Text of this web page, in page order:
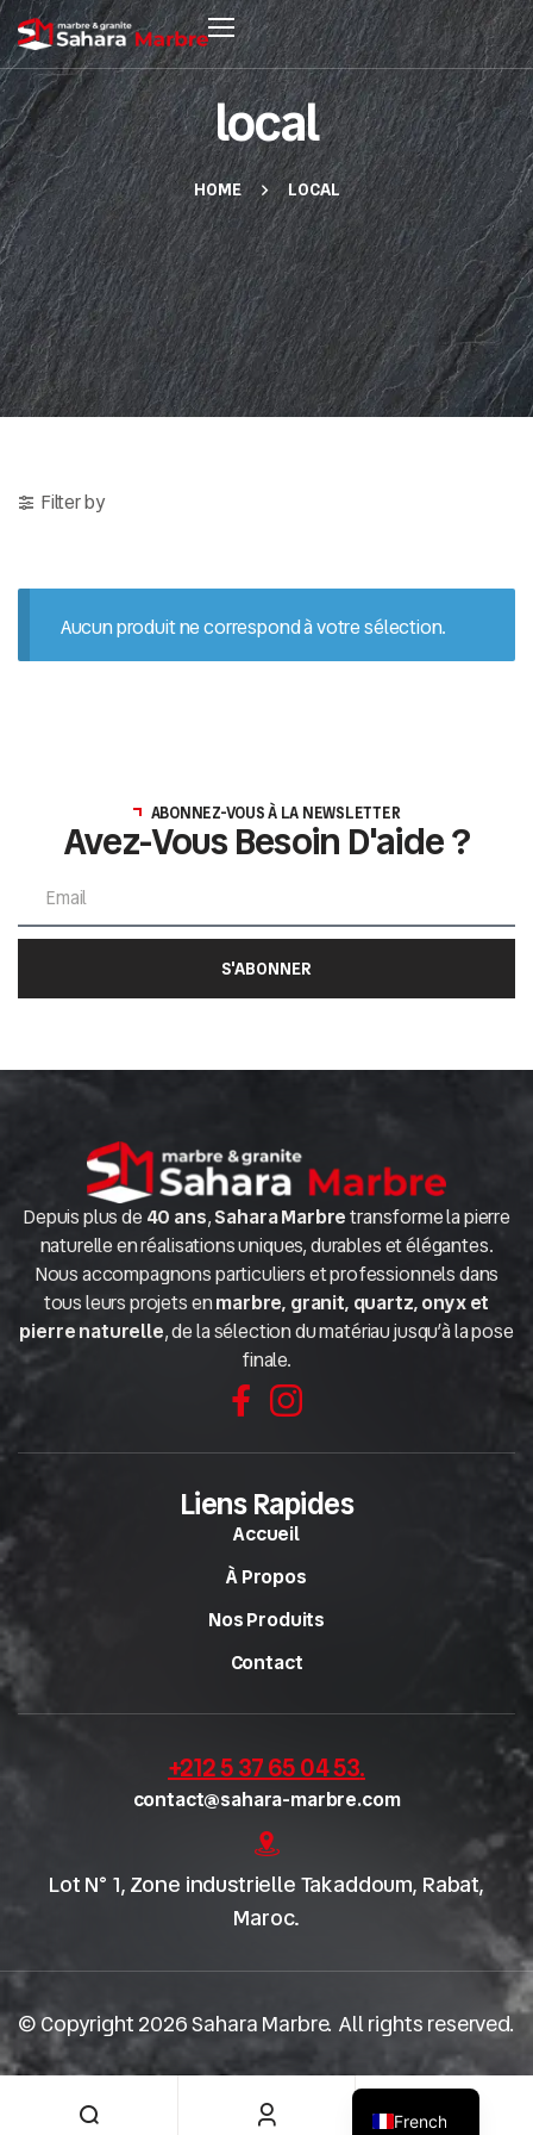
local
HOME LOCAL
Filter by
Aucun produit ne correspond à votre sélection.
ABONNEZ-VOUS À LA NEWSLETTER
Avez-Vous Besoin D'aide ?
S'ABONNER
Depuis plus de 40 ans,Sahara Marbretransforme la pierre
naturelle en réalisations uniques, durables et élégantes.
Nous accompagnons particuliers et professionnels dans
tous leurs projets enmarbre, granit, quartz, onyx et
pierre naturelle, de la sélection du matériau jusqu’à la pose
finale.
Liens Rapides
Accueil
À Propos
Nos Produits
Contact
+212 5 37 65 04 53.
contact@sahara-marbre.com
Lot N° 1, Zone industrielle Takaddoum, Rabat,
Maroc.
© Copyright 2026 Sahara Marbre. All rights reserved.
French
English